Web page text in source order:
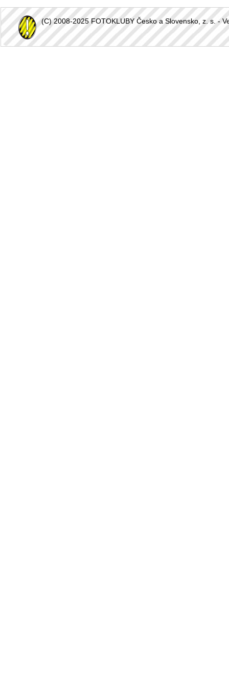
(C) 2008-2025 FOTOKLUBY Česko a Slovensko, z. s. -